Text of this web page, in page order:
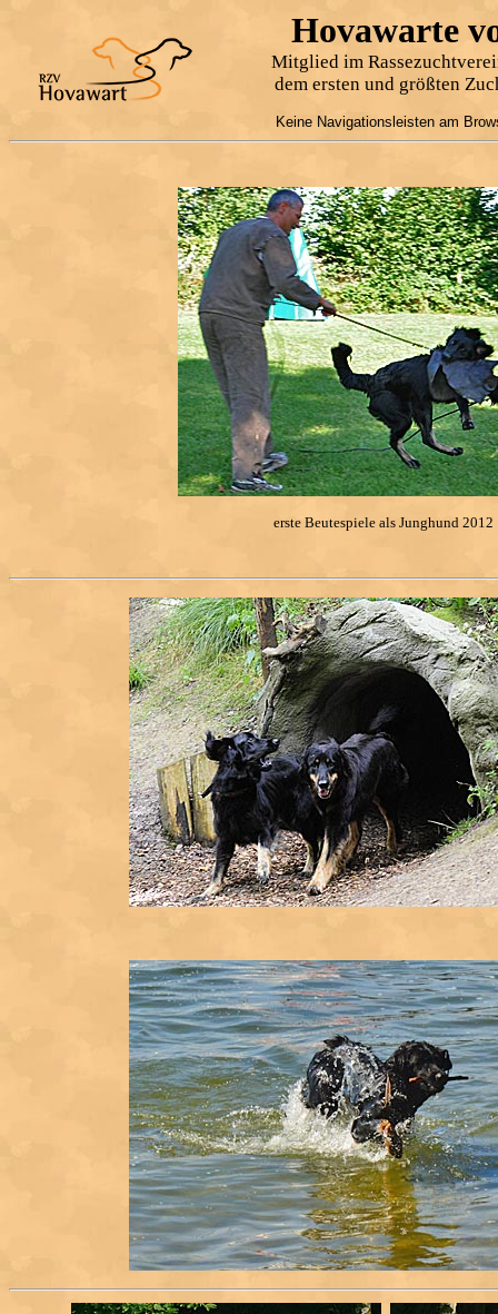
Hovawarte
Mitglied im
dem ersten und größten
Keine Navigationsleisten am
erste Beutespiele als Junghund 2012